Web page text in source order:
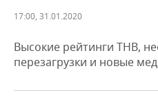
ДЕКЛАРАЦИИ О ДОХОДАХ
КОРОЛИ ГОСЗАКАЗА ПФО
НОВОСТИ ЭКОНОМИКИ
ФИНАНСЫ
ПРОМЫШЛЕННОСТЬ
НОВОСТИ
НЕДВИЖИМОСТЬ
17:00, 31.01.2020
Высокие рейтинги ТНВ,
перезагрузки и новые